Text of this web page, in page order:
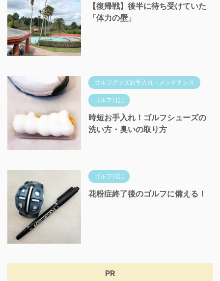
【復帰戦】後半に待ち受けていた
「体力の壁」
ゴルフグッズお手入れ・メンテナンス
ゴルフ日記
時短お手入れ！ゴルフシューズの
洗い方・臭いの取り方
ゴルフ日記
花粉症終了後のゴルフに備える！
PR